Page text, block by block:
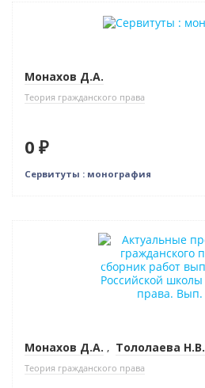
Монахов Д.А.
Теория гражданского права
0 ₽
Сервитуты : монография
Нет в наличии
Монахов Д.А. , Тололаева Н.В.
Теория гражданского права